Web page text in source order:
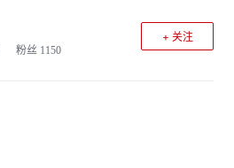
粉丝 1150
+ 关注